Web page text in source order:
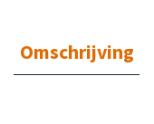
Omschrijving